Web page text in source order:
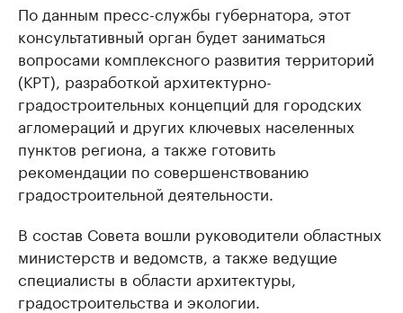
По данным пресс-службы губернатора, этот
консультативный орган будет заниматься
вопросами комплексного развития территорий
(КРТ), разработкой архитектурно-
градостроительных концепций для городских
агломераций и других ключевых населенных
пунктов региона, а также готовить
рекомендации по совершенствованию
градостроительной деятельности.
В состав Совета вошли руководители областных
министерств и ведомств, а также ведущие
специалисты в области архитектуры,
градостроительства и экологии.